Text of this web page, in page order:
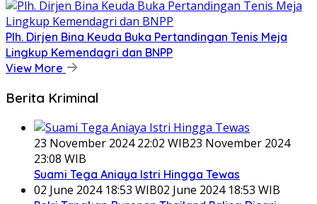
Plh. Dirjen Bina Keuda Buka Pertandingan Tenis Meja
Lingkup Kemendagri dan BNPP
View More
Berita Kriminal
23 November 2024 22:02 WIB23 November 2024
23:08 WIB
Suami Tega Aniaya Istri Hingga Tewas
02 June 2024 18:53 WIB02 June 2024 18:53 WIB